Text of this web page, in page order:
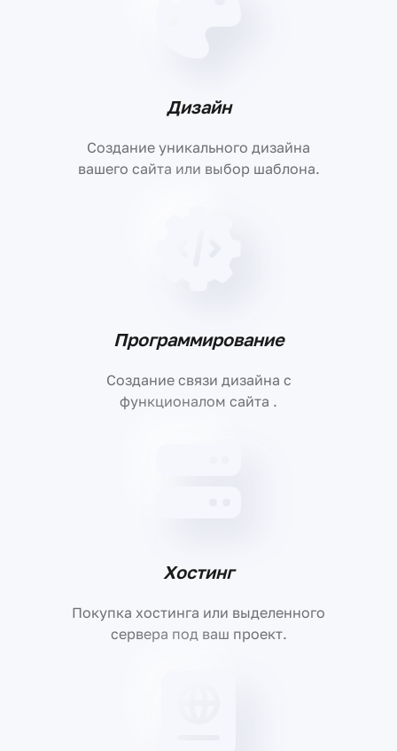
Дизайн
Создание уникального дизайна
вашего сайта или выбор шаблона.
Программирование
Создание связи дизайна с
функционалом сайта .
Хостинг
Покупка хостинга или выделенного
сервера под ваш проект.